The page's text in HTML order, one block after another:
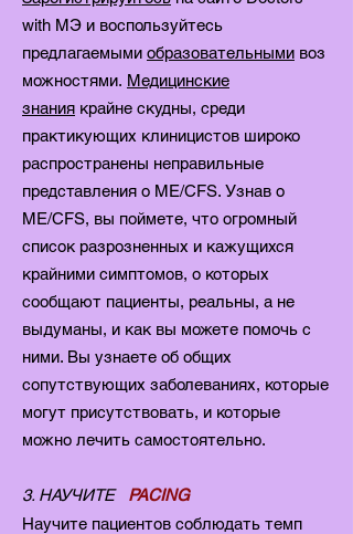
with MЭ и воспользуйтесь
предлагаемыми образовательными воз
можностями. Медицинские
знания крайне скудны, среди
практикующих клиницистов широко
распространены неправильные
представления о ME/CFS. Узнав о
ME/CFS, вы поймете, что огромный
список разрозненных и кажущихся
крайними симптомов, о которых
сообщают пациенты, реальны, а не
выдуманы, и как вы можете помочь с
ними. Вы узнаете об общих
сопутствующих заболеваниях, которые
могут присутствовать, и которые
можно лечить самостоятельно.
3. НАУЧИТЕ PACING
Научите пациентов соблюдать темп